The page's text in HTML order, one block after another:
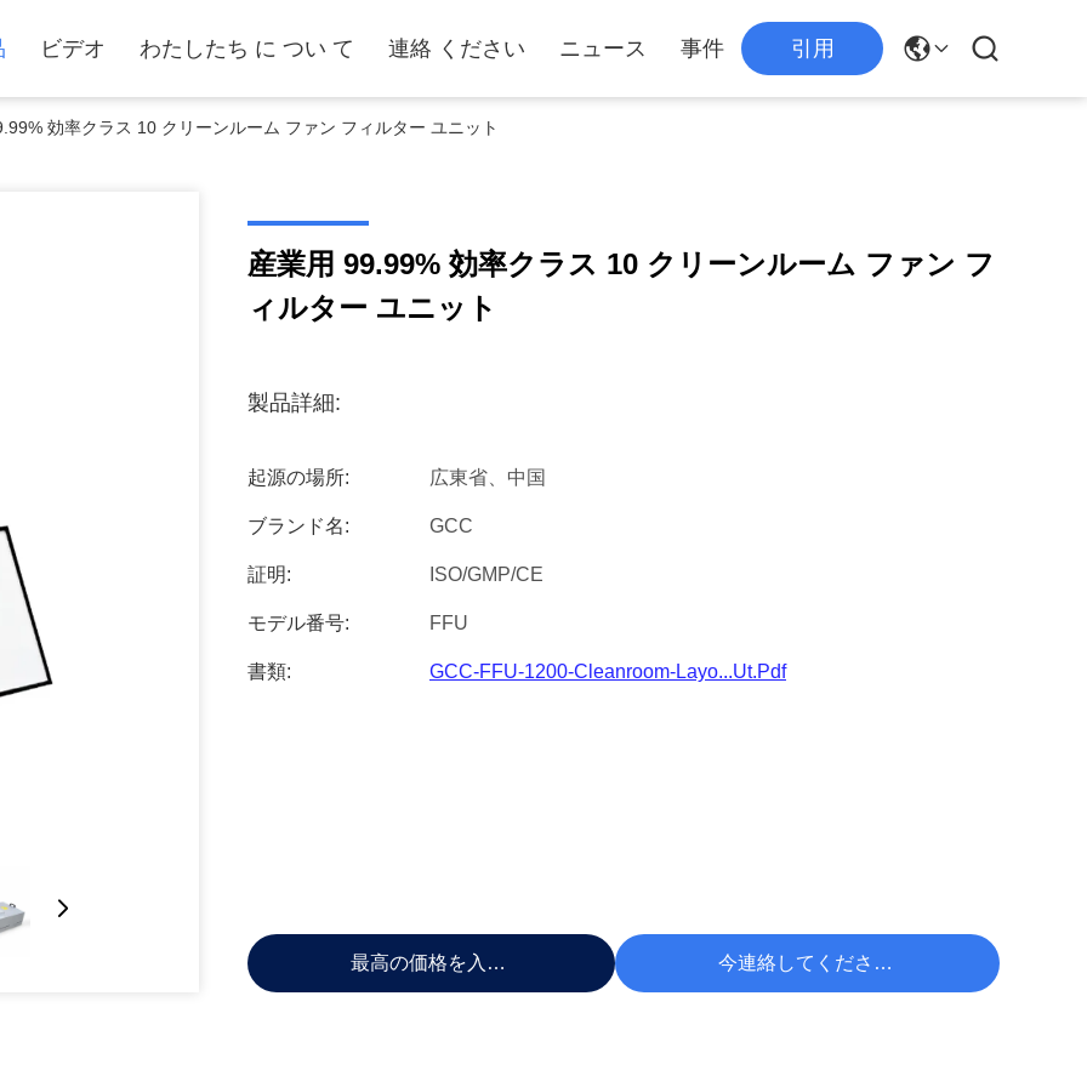
ビデオ わたしたち に つい て 連絡 ください ニュース 事件 引用
効率クラス 10 クリーンルーム ファン フィルター ユニット
産業用 99.99% 効率クラス 10 クリーンルーム ファン フ
ィルター ユニット
製品詳細:
起源の場所: 広東省、中国
ブランド名: GCC
証明: ISO/GMP/CE
モデル番号: FFU
書類: GCC-FFU-1200-Cleanroom-Layo...ut.pdf
最高の価格を入手 今連絡してください